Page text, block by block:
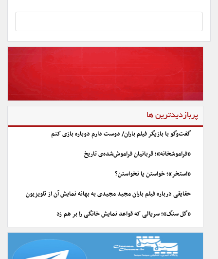
پربازدیدترین ها
گفت‌وگو با بازیگر فیلم باران/ دوست دارم دوباره بازی کنم
«فراموشخانه»؛ قربانیان فراموش‌شده‌ی تاریخ
«استخر»؛ خواستن یا نخواستن؟
حقایقی درباره فیلم باران مجید مجیدی به بهانه نمایش آن از تلویزیون
«گل سنگ»؛ سریالی که قواعد نمایش خانگی را بر هم زد